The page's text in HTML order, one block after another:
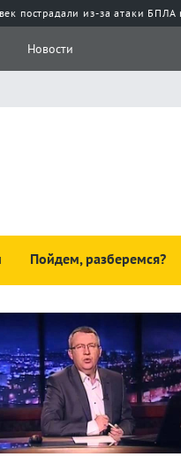
пострадали из-за атаки
Новости
Пойдем, разберемся?